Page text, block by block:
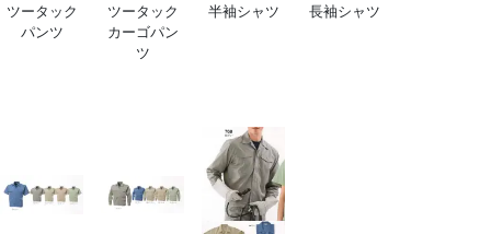
ツータック
パンツ
ツータック
カーゴパン
ツ
半袖シャツ
長袖シャツ